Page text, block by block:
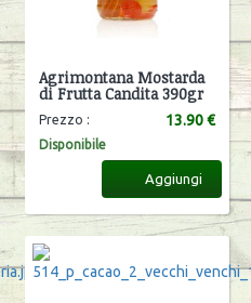
Agrimontana Mostarda
di Frutta Candita 390gr
Prezzo : 13.90 €
Disponibile
Aggiungi